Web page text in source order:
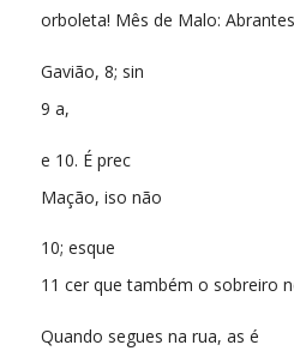
orboleta! Mês de Malo:
Gavião, 8; sin
9 a,
e 10. É prec
Mação, iso não
10; esque
11 cer que também o sobreiro
Quando segues na rua, as é